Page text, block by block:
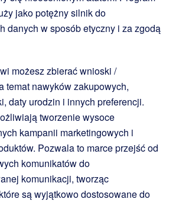
jako potężny silnik do
danych w sposób etyczny i za zgodą
możesz zbierać wnioski /
temat nawyków zakupowych,
daty urodzin i innych preferencji.
tworzenie wysoce
kampanii marketingowych i
Pozwala to marce przejść od
komunikatów do
komunikacji, tworząc
są wyjątkowo dostosowane do